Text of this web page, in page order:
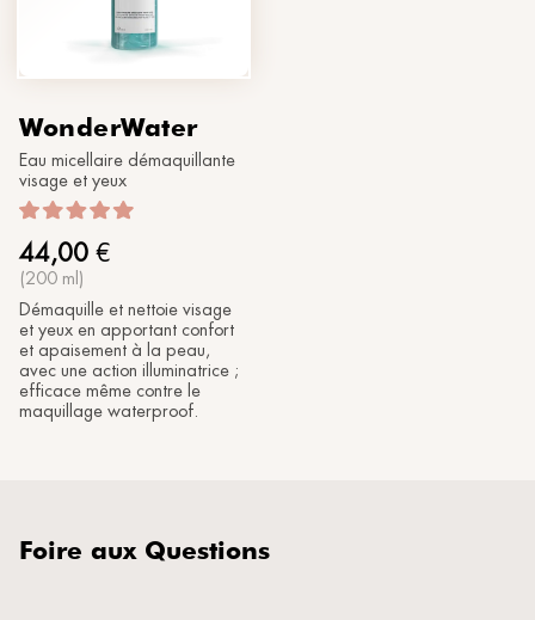
WonderWater
Eau micellaire démaquillante
visage et yeux
44,00 €
(200 ml)
Démaquille et nettoie visage
et yeux en apportant confort
et apaisement à la peau,
avec une action illuminatrice ;
efficace même contre le
maquillage waterproof.
Foire aux Questions